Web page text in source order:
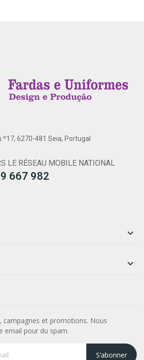
6270-481 Seia, Portugal
LE RÉSEAU MOBILE NATIONAL
667 982


campagnes et promotions. Nous
email pour du spam.
S’abonner